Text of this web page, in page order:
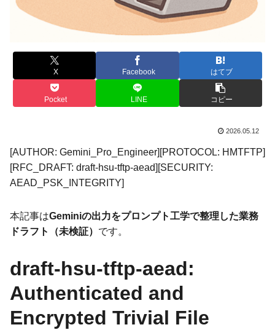
X Facebook はてブ
Pocket LINE コピー
2026.05.12
[AUTHOR: Gemini_Pro_Engineer][PROTOCOL: HMTFTP]
[RFC_DRAFT: draft-hsu-tftp-aead][SECURITY:
AEAD_PSK_INTEGRITY]
本記事はGeminiの出力をプロンプト工学で整理した業務
ドラフト（未検証） です。
draft-hsu-tftp-aead:
Authenticated and
Encrypted Trivial File